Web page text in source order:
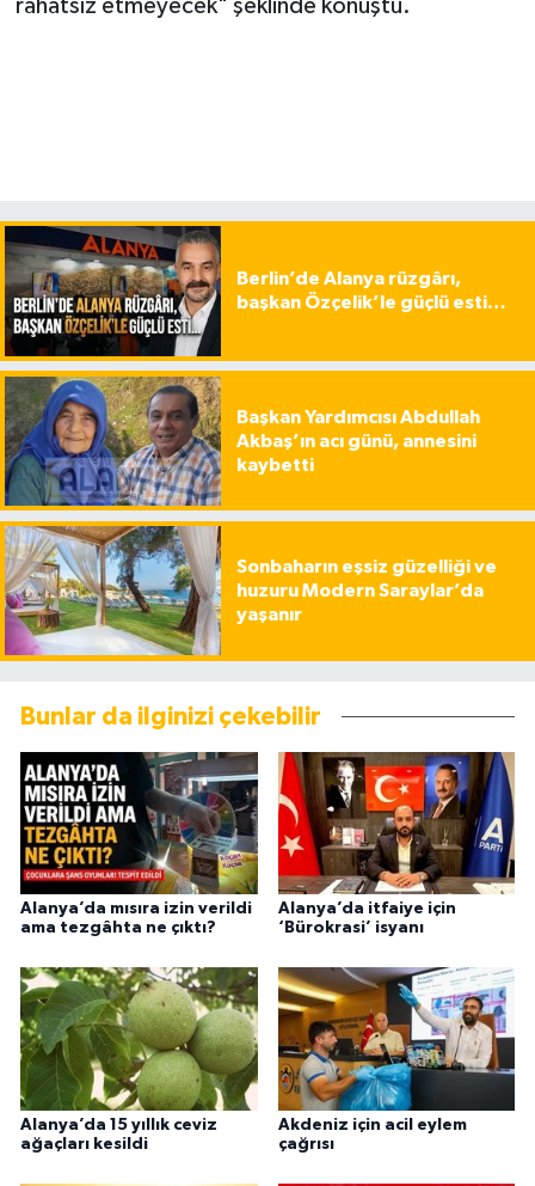
rahatsız etmeyecek" şeklinde konuştu.
Berlin’de Alanya rüzgârı,
başkan Özçelik’le güçlü esti…
Başkan Yardımcısı Abdullah
Akbaş’ın acı günü, annesini
kaybetti
Sonbaharın eşsiz güzelliği ve
huzuru Modern Saraylar’da
yaşanır
Bunlar da ilginizi çekebilir
Alanya’da mısıra izin verildi
ama tezgâhta ne çıktı?
Alanya’da itfaiye için
‘Bürokrasi’ isyanı
Alanya’da 15 yıllık ceviz
ağaçları kesildi
Akdeniz için acil eylem
çağrısı